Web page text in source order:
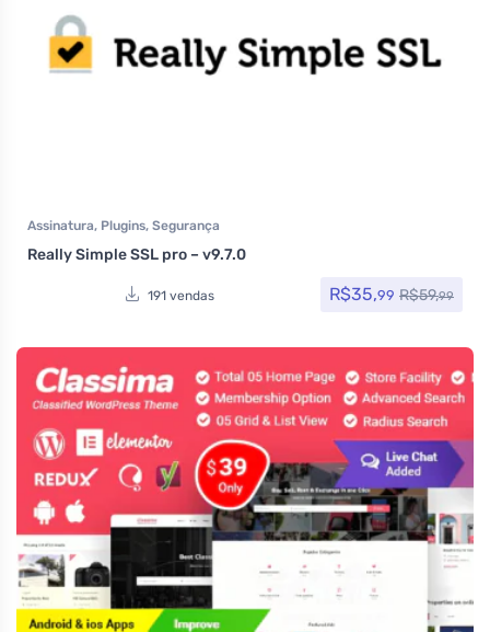
Assinatura, Plugins, Segurança
Really Simple SSL pro – v9.7.0
191 vendas R$35,99 R$59,99